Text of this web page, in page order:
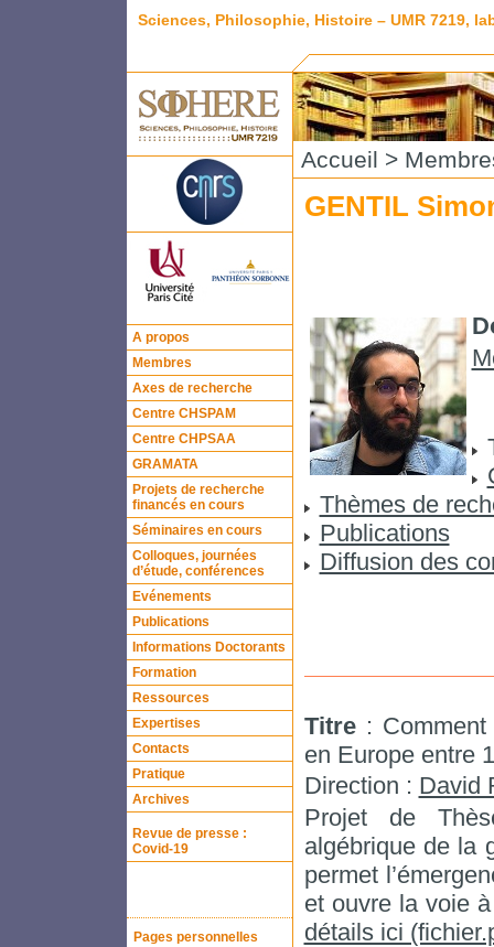
Sciences, Philosophie, Histoire – UMR 7219,
A propos
Membres
Axes de recherche
Centre CHSPAM
Centre CHPSAA
GRAMATA
Projets de recherche
financés en cours
Séminaires en cours
Colloques, journées
d’étude, conférences
Evénements
Publications
Informations Doctorants
Formation
Ressources
Expertises
Contacts
Pratique
Archives
Revue de presse :
Covid-19
Pages personnelles
Accueil >
GENTIL
Thèmes de
Publications
Diffusion des
Titre: Comment
en Europe entre
Direction : David
Projet de
algébrique de la
permet
et ouvre la voie
détails ici